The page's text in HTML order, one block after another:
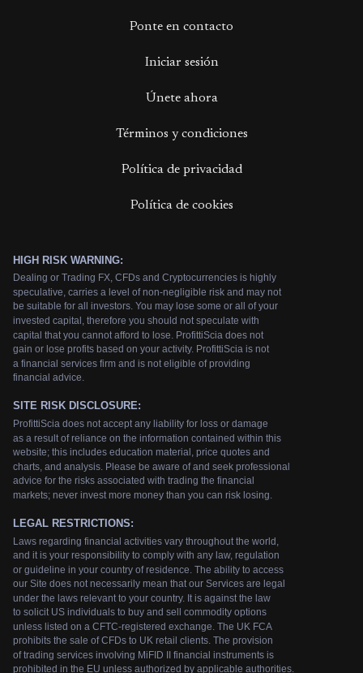
Ponte en contacto
Iniciar sesión
Únete ahora
Términos y condiciones
Política de privacidad
Política de cookies